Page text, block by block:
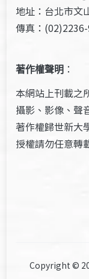
地址：台北市文
傳真：
著作權聲明 ：
本網站上刊載之
攝影、影像、聲
著作權歸世新大
授權請勿任意轉
Copyright ©